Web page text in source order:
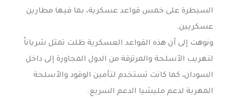
السيطرة على خمس قواعد عسكرية، بما فيها مطارين
عسكريين.
ونوهت إلى أن هذه القواعد العسكرية ظلت تمثل شرياناً
لتهريب الأسلحة والمرتزقة من الدول المجاورة إلى داخل
السودان، كما كانت تستخدم لتأمين الوقود والأسلحة
المهربة لدعم مليشيا الدعم السريع.